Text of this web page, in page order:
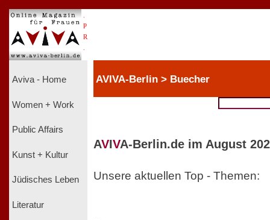
P
R
Aviva - Home
Women + Work
Public Affairs
Kunst + Kultur
Jüdisches Leben
Literatur
AVIVA-Berlin > Buecher
AVIVA-Berlin.de im August
Unsere aktuellen Top - Themen: